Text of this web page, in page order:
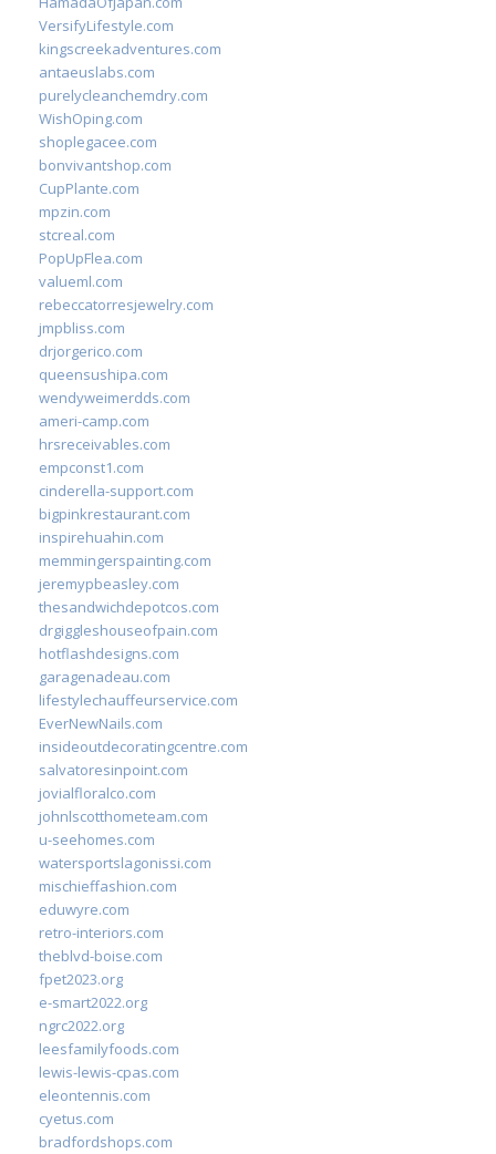
VersifyLifestyle.com
kingscreekadventures.com
antaeuslabs.com
purelycleanchemdry.com
WishOping.com
shoplegacee.com
bonvivantshop.com
CupPlante.com
mpzin.com
stcreal.com
PopUpFlea.com
valueml.com
rebeccatorresjewelry.com
jmpbliss.com
drjorgerico.com
queensushipa.com
wendyweimerdds.com
ameri-camp.com
hrsreceivables.com
empconst1.com
cinderella-support.com
bigpinkrestaurant.com
inspirehuahin.com
memmingerspainting.com
jeremypbeasley.com
thesandwichdepotcos.com
drgiggleshouseofpain.com
hotflashdesigns.com
garagenadeau.com
lifestylechauffeurservice.com
EverNewNails.com
insideoutdecoratingcentre.com
salvatoresinpoint.com
jovialfloralco.com
johnlscotthometeam.com
u-seehomes.com
watersportslagonissi.com
mischieffashion.com
eduwyre.com
retro-interiors.com
theblvd-boise.com
fpet2023.org
e-smart2022.org
ngrc2022.org
leesfamilyfoods.com
lewis-lewis-cpas.com
eleontennis.com
cyetus.com
bradfordshops.com